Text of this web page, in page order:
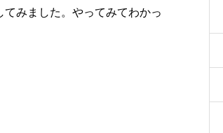
みました。やってみてわかっ